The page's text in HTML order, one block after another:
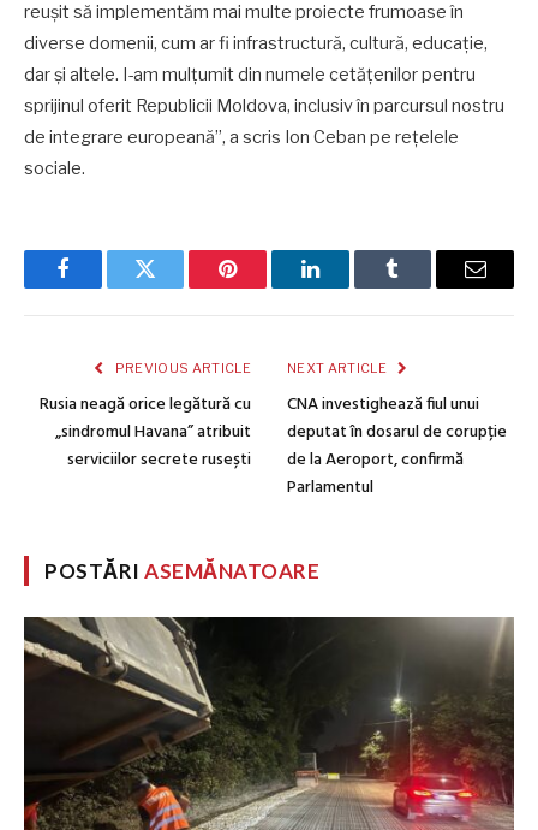
reușit să implementăm mai multe proiecte frumoase în
diverse domenii, cum ar fi infrastructură, cultură, educație,
dar și altele. I-am mulțumit din numele cetățenilor pentru
sprijinul oferit Republicii Moldova, inclusiv în parcursul nostru
de integrare europeană”, a scris Ion Ceban pe rețelele
sociale.
FacebookTwitter Pinterest LinkedInTumblr Email
PREVIOUS ARTICLE
Rusia neagă orice legătură cu
„sindromul Havana” atribuit
serviciilor secrete rusești
NEXT ARTICLE
CNA investighează fiul unui
deputat în dosarul de corupție
de la Aeroport, confirmă
Parlamentul
POSTĂRIASEMĂNATOARE